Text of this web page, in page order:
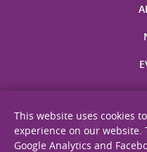
This website uses cookies
experience on our website.
Google Analytics and